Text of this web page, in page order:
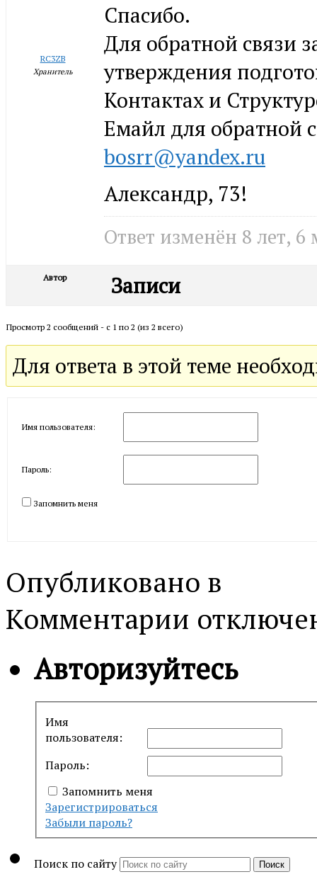
RC3ZB
Хранитель
Спасибо.
Для обратной связи
утверждения
Контактах и
Емайл для обратной
bosrr@yandex.ru
Александр, 73!
Ответ изменён 8 лет,
Автор Записи
Просмотр 2 сообщений - с 1 по 2 (из 2 всего)
Для ответа в этой теме
Имя пользователя:
Пароль:
Запомнить меня
Опубликовано в
Комментарии записи
Авторизуйтесь
Имя
пользователя:
Пароль:
Запомнить меня
Зарегистрироваться
Забыли пароль?
Поиск по сайту Поиск